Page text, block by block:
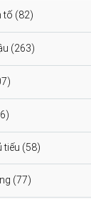
tố (82)
(263)
tiếu (58)
(77)